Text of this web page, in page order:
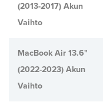
(2013-2017) Akun
Vaihto
MacBook Air 13.6"
(2022-2023) Akun
Vaihto